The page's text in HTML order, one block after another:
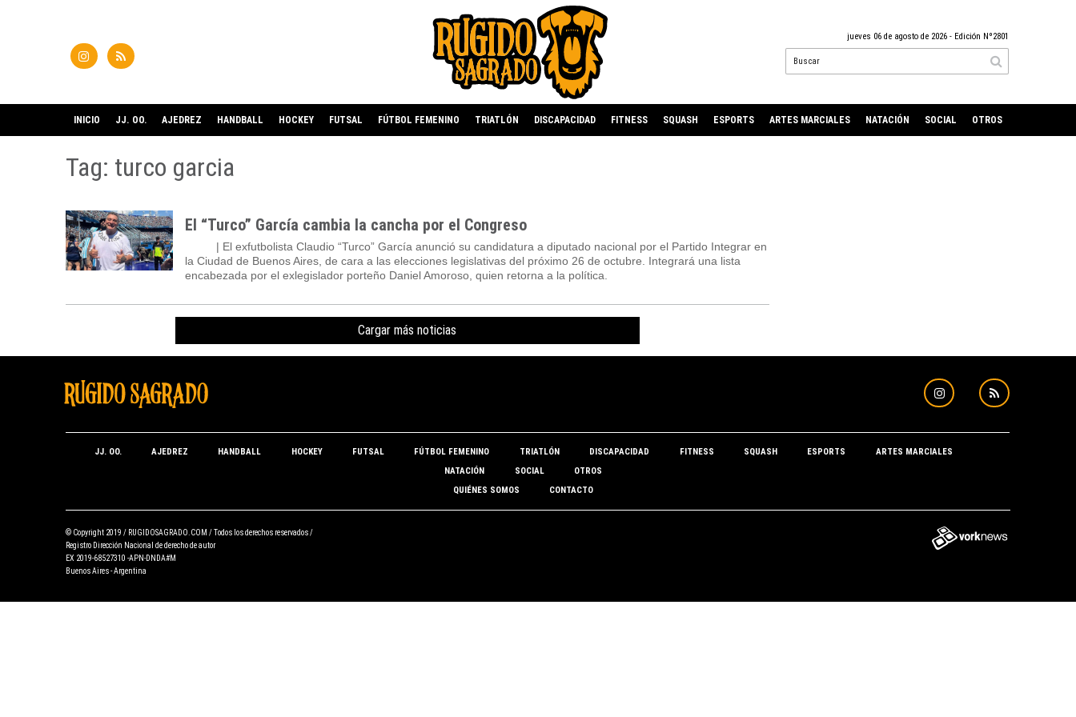
jueves 06 de agosto de 2026 - Edición Nº2801
INICIO JJ. OO. AJEDREZ HANDBALL HOCKEY FUTSAL FÚTBOL FEMENINO TRIATLÓN DISCAPACIDAD FITNESS SQUASH ESPORTS ARTES MARCIALES NATACIÓN SOCIAL OTROS
Tag: turco garcia
El “Turco” García cambia la cancha por el Congreso
| El exfutbolista Claudio “Turco” García anunció su candidatura a diputado nacional por el Partido Integrar en
la Ciudad de Buenos Aires, de cara a las elecciones legislativas del próximo 26 de octubre. Integrará una lista
encabezada por el exlegislador porteño Daniel Amoroso, quien retorna a la política.
Cargar más noticias
JJ. OO. AJEDREZ HANDBALL HOCKEY FUTSAL FÚTBOL FEMENINO TRIATLÓN DISCAPACIDAD FITNESS SQUASH ESPORTS
ARTES MARCIALES
NATACIÓN
SOCIAL
OTROS
QUIÉNES SOMOS
CONTACTO
© Copyright 2019 / RUGIDOSAGRADO.COM / Todos los derechos reservados /
Registro Dirección Nacional de derecho de autor
EX 2019-68527310 -APN-DNDA#M
Buenos Aires - Argentina